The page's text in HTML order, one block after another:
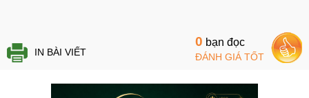
IN BÀI VIẾT
0 bạn đọc
ĐÁNH GIÁ TỐT